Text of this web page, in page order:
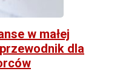
w małej
dla